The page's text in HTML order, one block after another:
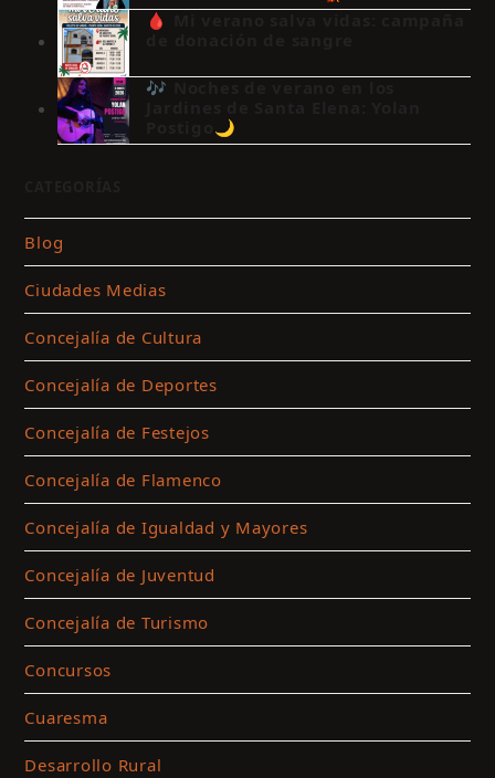
🩸 Mi verano salva vidas: campaña
🎶 Noches de verano en los
Postigo🌙
Blog
Ciudades Medias
Concejalía de Cultura
Concejalía de Deportes
Concejalía de Festejos
Concejalía de Flamenco
Concejalía de Igualdad y Mayores
Concejalía de Juventud
Concejalía de Turismo
Concursos
Cuaresma
Desarrollo Rural